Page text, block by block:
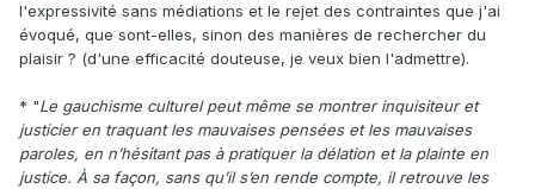
l'expressivité sans médiations et le rejet des contraintes que j'ai
évoqué, que sont-elles, sinon des manières de rechercher du
plaisir ? (d'une efficacité douteuse, je veux bien l'admettre).
* "Le gauchisme culturel peut même se montrer inquisiteur et
justicier en traquant les mauvaises pensées et les mauvaises
paroles, en n’hésitant pas à pratiquer la délation et la plainte en
justice. À sa façon, sans qu’il s’en rende compte, il retrouve les